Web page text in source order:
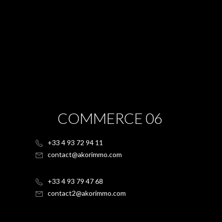
COMMERCE 06
+33 4 93 72 94 11
contact@akorimmo.com
+33 4 93 79 47 68
contact2@akorimmo.com